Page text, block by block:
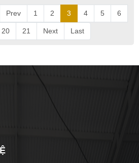
Prev 1 2 3 4 5 6
20 21 Next Last